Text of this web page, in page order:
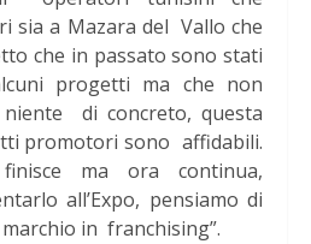
sia a Mazara del Vallo che
che in passato sono stati
progetti ma che non
di concreto, questa
promotori sono affidabili.
ma ora continua,
all’Expo, pensiamo di
in franchising”.